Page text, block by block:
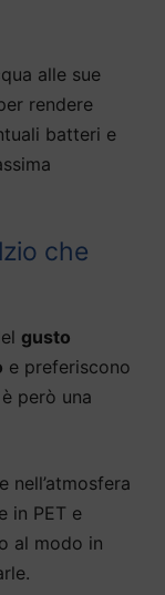
alle sue
rendere
batteri e
che
gusto
e preferiscono
però una
nell’atmosfera
in PET e
al modo in